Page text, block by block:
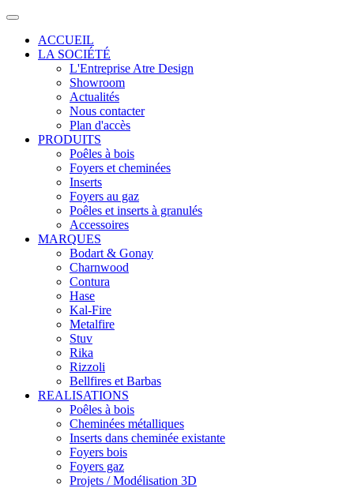
ACCUEIL
LA SOCIÉTÉ
L'Entreprise Atre Design
Showroom
Actualités
Nous contacter
Plan d'accès
PRODUITS
Poêles à bois
Foyers et cheminées
Inserts
Foyers au gaz
Poêles et inserts à granulés
Accessoires
MARQUES
Bodart & Gonay
Charnwood
Contura
Hase
Kal-Fire
Metalfire
Stuv
Rika
Rizzoli
Bellfires et Barbas
REALISATIONS
Poêles à bois
Cheminées métalliques
Inserts dans cheminée existante
Foyers bois
Foyers gaz
Projets / Modélisation 3D